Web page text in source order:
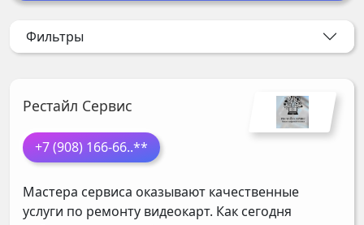
Фильтры
Рестайл Сервис
+7 (908) 166-66..**
Мастера сервиса оказывают качественные
услуги по ремонту видеокарт. Как сегодня